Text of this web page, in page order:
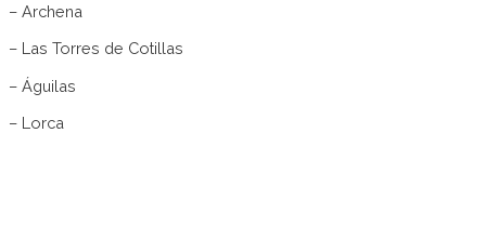
– Archena
– Las Torres de Cotillas
– Águilas
– Lorca